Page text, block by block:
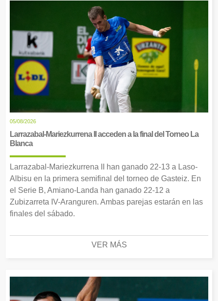
05/08/2026
Larrazabal-Mariezkurrena II acceden a la final del Torneo La
Blanca
Larrazabal-Mariezkurrena II han ganado 22-13 a Laso-
Albisu en la primera semifinal del torneo de Gasteiz. En
el Serie B, Amiano-Landa han ganado 22-12 a
Zubizarreta IV-Aranguren. Ambas parejas estarán en las
finales del sábado.
VER MÁS